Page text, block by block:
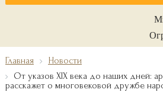
Главная
Новости
От указов XIX века до наших дней:
расскажет о многовековой дружбе